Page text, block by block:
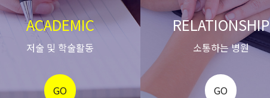
ACADEMIC
저술 및 학술활동
GO
RELATIONSHIP
소통하는 병원
GO